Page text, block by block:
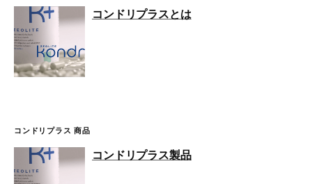
コンドリプラスとは
コンドリプラス 商品
コンドリプラス製品